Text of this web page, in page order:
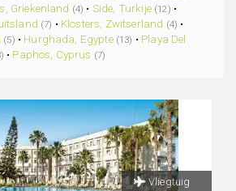
Griekenland (4) • Side, Turkije (12) •
(7) • Klosters, Zwitserland (4) •
(5) • Hurghada, Egypte (13) • Playa Del
• Paphos, Cyprus (7)
Vliegtuig